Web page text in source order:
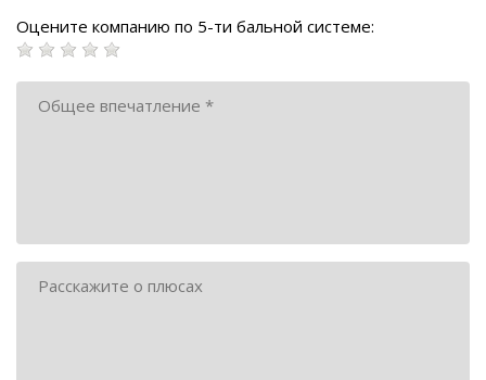
Оцените компанию по 5-ти бальной системе: